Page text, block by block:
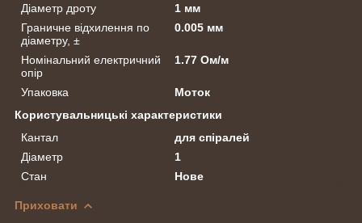
Діаметр дроту
1 мм
Граничне відхилення по
діаметру, ±
0.005 мм
Номінальний електричний
опір
1.77 Ом/м
Упаковка
Моток
Користувальницькі характеристики
Кантал
для спіралей
Діаметр
1
Стан
Нове
Приховати